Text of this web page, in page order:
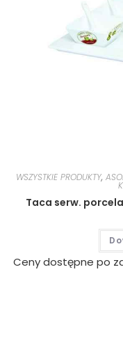
WSZYSTKIE PRODUKTY,
Taca serw.
Ceny dostępne po